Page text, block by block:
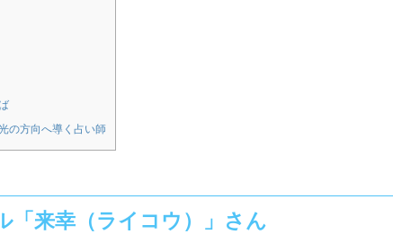
の方向へ導く占い師
「来幸（ライコウ）」さん